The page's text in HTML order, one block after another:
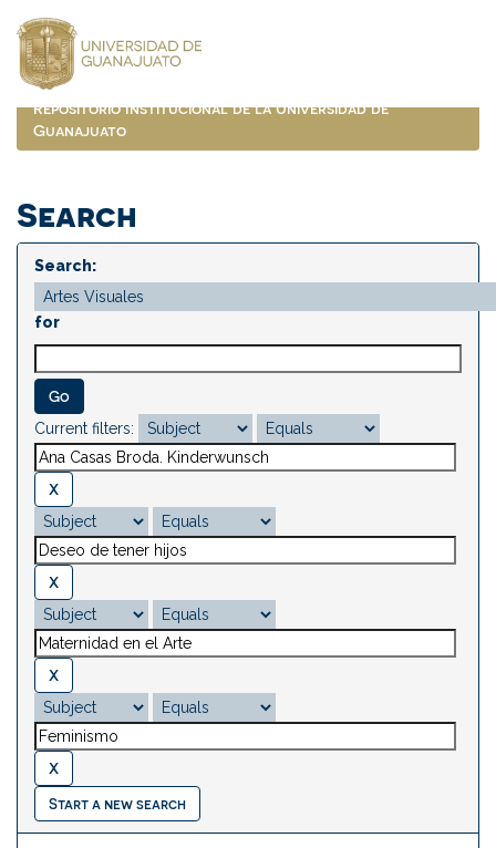
navigation
Repositorio Institucional de la Universidad de
Guanajuato
Search
Search:
for
Current filters:
Start a new search